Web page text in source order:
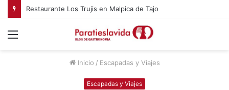
Restaurante Los Trujis en Malpica de Tajo
Inicio / Escapadas y Viajes
Escapadas y Viajes